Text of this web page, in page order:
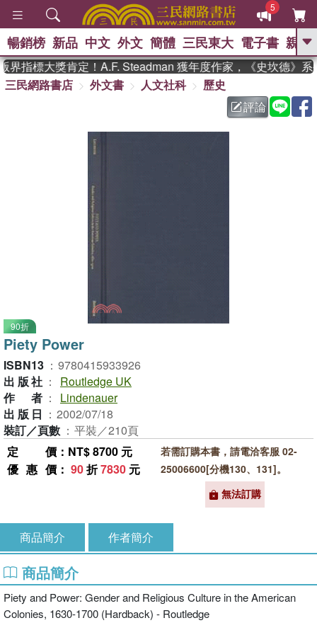
5
GO
熱搜： 東野圭吾 、
父親節 、 花開錦
方念華 、 台灣的
李登輝時代 、 數學女孩：黎曼猜想
暢銷榜 新品 中文 外文 簡體 三民東大 電子書 親子
指標大獎肯定！A.F. Steadman 獲年度作家，《史坎德》系
三民網路書店
外文書 人文社科
歷史
評論
90折
Piety Power
ISBN13 ： 9780415933926
出版社 ：
Routledge UK
作者 ：
Lindenauer
出版日 ： 2002/07/18
裝訂／頁數 ： 平裝／210頁
定價 ：NT$ 8700 元
優惠價 ： 90折7830 元
若需訂購本書，請電洽客服 02-
25006600[分機130、131]。
無法訂購
商品簡介 作者簡介
商品簡介
Piety and Power: Gender and Religious Culture in the American
Colonies, 1630-1700 (Hardback) - Routledge